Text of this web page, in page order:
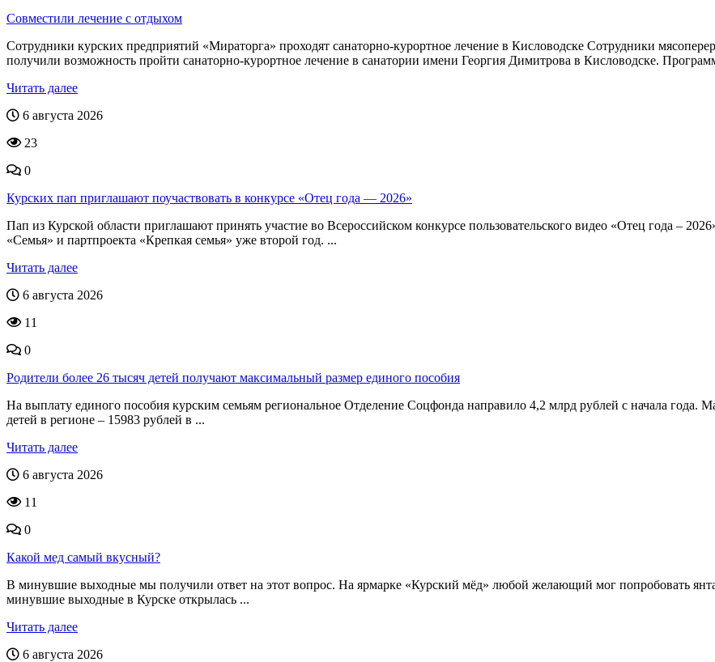
Совместили лечение с отдыхом
Сотрудники курских предприятий «Мираторга» проходят санаторно-курортное лечение в Кисловодске Сотрудники
получили возможность пройти санаторно-курортное лечение в санатории имени Георгия Димитрова в Кисловодске.
Читать далее
6 августа 2026
23
0
Курских пап приглашают поучаствовать в конкурсе «Отец года — 2026»
Пап из Курской области приглашают принять участие во Всероссийском конкурсе пользовательского видео «Отец года –
«Семья» и партпроекта «Крепкая семья» уже второй год. ...
Читать далее
6 августа 2026
11
0
Родители более 26 тысяч детей получают максимальный размер единого пособия
На выплату единого пособия курским семьям региональное Отделение Соцфонда направило 4,2 млрд рублей с начала
детей в регионе – 15983 рублей в ...
Читать далее
6 августа 2026
11
0
Какой мед самый вкусный?
В минувшие выходные мы получили ответ на этот вопрос. На ярмарке «Курский мёд» любой желающий мог попробовать
минувшие выходные в Курске открылась ...
Читать далее
6 августа 2026